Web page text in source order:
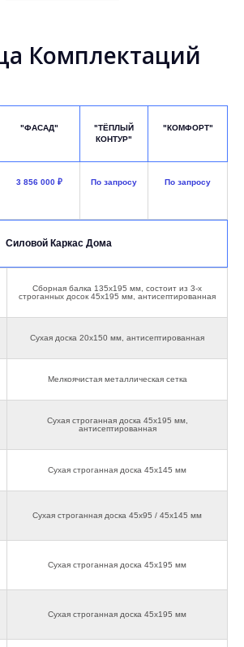
Комплектаций
"ФАСАД"
"ТЁПЛЫЙ
КОНТУР"
"КОМФОРТ"
3 856 000 ₽ По запросу По запросу
Силовой Каркас Дома
Сборная балка 135х195 мм, состоит из 3-х
строганных досок 45х195 мм, антисептированная
Сухая доска 20х150 мм, антисептированная
Мелкоячистая металлическая сетка
Сухая строганная доска 45х195 мм,
антисептированная
Сухая строганная доска 45х145 мм
Сухая строганная доска 45х95 / 45х145 мм
Сухая строганная доска 45х195 мм
Сухая строганная доска 45х195 мм